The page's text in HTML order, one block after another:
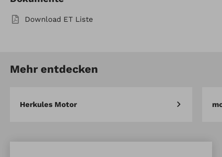
Download ET Liste
Mehr entdecken
Herkules Motor